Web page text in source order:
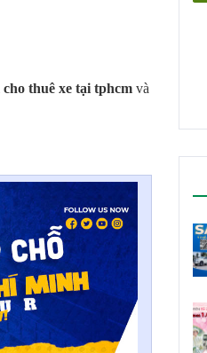
cho thuê xe tại tphcm và